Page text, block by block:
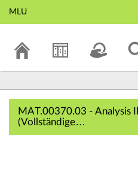
MLU
MAT.00370.03 - Analysis III
(Vollständige
Modulbeschreibung)